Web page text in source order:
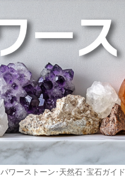
パワーストーン･天然石･宝石ガイド